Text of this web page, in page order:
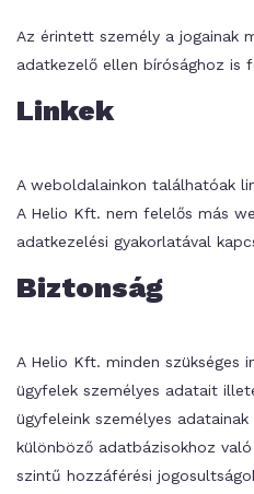
Az érintett személy a jogainak
adatkezelő ellen bírósághoz is
Linkek
A weboldalainkon találhatóak
A Helio Kft. nem felelős más
adatkezelési gyakorlatával
Biztonság
A Helio Kft. minden szükséges
ügyfelek személyes adatait
ügyfeleink személyes
különböző adatbázisokhoz
szintű hozzáférési